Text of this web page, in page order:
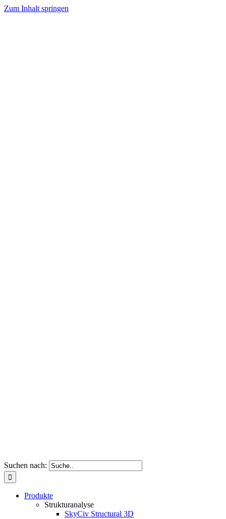
Zum Inhalt springen
Suchen nach:
Produkte
Strukturanalyse
SkyCiv Structural 3D